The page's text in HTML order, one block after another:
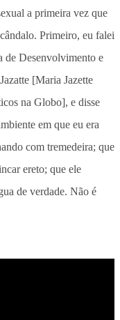
a primeira vez que
Primeiro, eu falei
de Desenvolvimento e
[Maria Jazette
na Globo], e disse
em que eu era
com tremedeira; que
ereto; que ele
de verdade. Não é